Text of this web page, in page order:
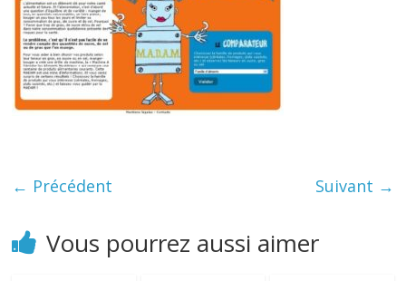
← Précédent Suivant →
Vous pourrez aussi aimer